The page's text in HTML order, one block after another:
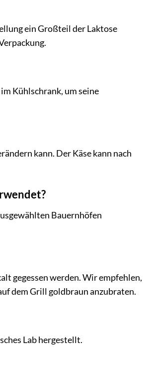
ein Großteil der Laktose
Kühlschrank, um seine
kann. Der Käse kann nach
Bauernhöfen
gegessen werden. Wir empfehlen,
dem Grill goldbraun anzubraten.
Lab hergestellt.